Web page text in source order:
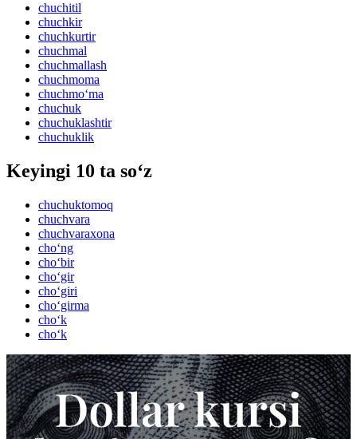
chuchitil
chuchkir
chuchkurtir
chuchmal
chuchmallash
chuchmoma
chuchmo‘ma
chuchuk
chuchuklashtir
chuchuklik
Keyingi 10 ta so‘z
chuchuktomoq
chuchvara
chuchvaraxona
cho‘ng
cho‘bir
cho‘gir
cho‘giri
cho‘girma
cho‘k
cho‘k